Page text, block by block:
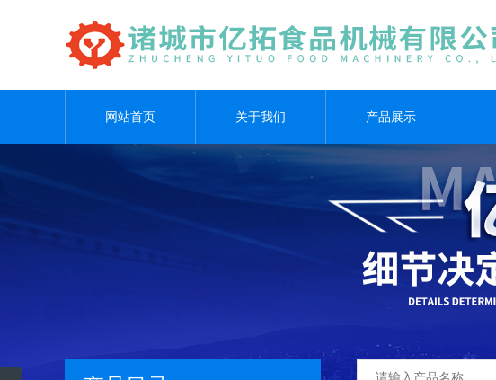
网站首页 关于我们 产品展示